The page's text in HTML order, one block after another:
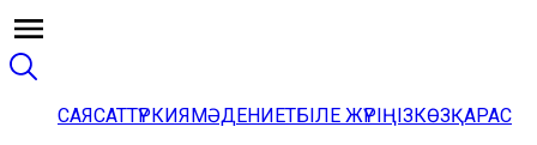
САЯСАТТҮРКИЯМӘДЕНИЕТБІЛЕ ЖҮРІҢІЗКӨЗҚАРАС